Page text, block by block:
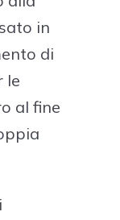
in
di
le
al fine